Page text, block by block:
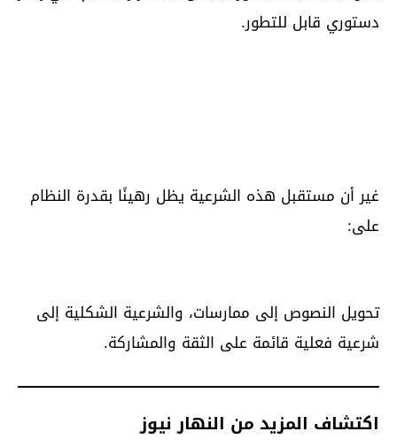
دستوري قابل للتطور.
غير أن مستقبل هذه الشرعية يظل رهينًا بقدرة النظام
على:
تحويل النصوص إلى ممارسات، والشرعية الشكلية إلى
شرعية فعلية قائمة على الثقة والمشاركة.
اكتشاف المزيد من النهار نيوز